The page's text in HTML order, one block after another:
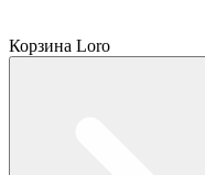
Корзина Loro